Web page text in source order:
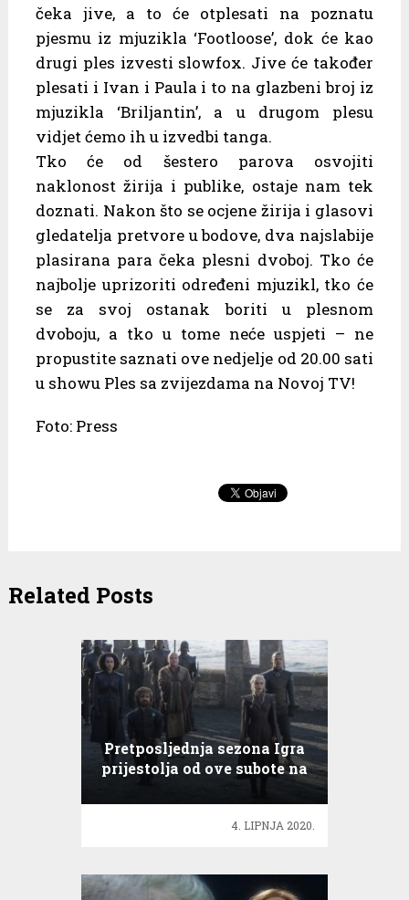
čeka jive, a to će otplesati na poznatu
pjesmu iz mjuzikla ‘Footloose’, dok će kao
drugi ples izvesti slowfox. Jive će također
plesati i Ivan i Paula i to na glazbeni broj iz
mjuzikla ‘Briljantin’, a u drugom plesu
vidjet ćemo ih u izvedbi tanga.
Tko će od šestero parova osvojiti
naklonost žirija i publike, ostaje nam tek
doznati. Nakon što se ocjene žirija i glasovi
gledatelja pretvore u bodove, dva najslabije
plasirana para čeka plesni dvoboj. Tko će
najbolje uprizoriti određeni mjuzikl, tko će
se za svoj ostanak boriti u plesnom
dvoboju, a tko u tome neće uspjeti – ne
propustite saznati ove nedjelje od 20.00 sati
u showu Ples sa zvijezdama na Novoj TV!
Foto: Press
Related Posts
Pretposljednja sezona Igra
prijestolja od ove subote na
4. LIPNJA 2020.